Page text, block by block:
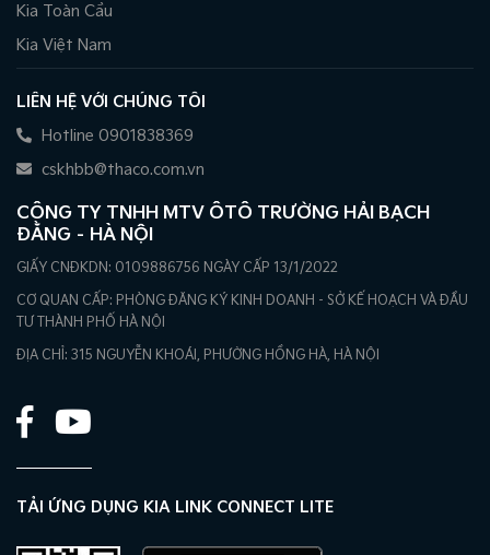
Kia Toàn Cầu
Kia Việt Nam
LIÊN HỆ VỚI CHÚNG TÔI
Hotline 0901838369
cskhbb@thaco.com.vn
CÔNG TY TNHH MTV ÔTÔ TRƯỜNG HẢI BẠCH
ĐẰNG – HÀ NỘI
GIẤY CNĐKDN: 0109886756 NGÀY CẤP 13/1/2022
CƠ QUAN CẤP: PHÒNG ĐĂNG KÝ KINH DOANH - SỞ KẾ HOẠCH VÀ ĐẦU
TƯ THÀNH PHỐ HÀ NỘI
ĐỊA CHỈ: 315 NGUYỄN KHOÁI, PHƯỜNG HỒNG HÀ, HÀ NỘI
TẢI ỨNG DỤNG KIA LINK CONNECT LITE